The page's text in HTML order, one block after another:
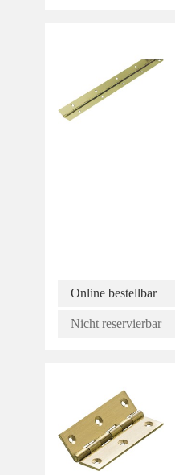
Online bestellbar
Nicht reservierbar